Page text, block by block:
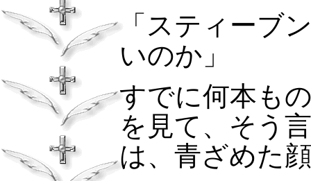
「スティーブ
いのか」
すでに何本も
を見て、そう
は、青ざめた